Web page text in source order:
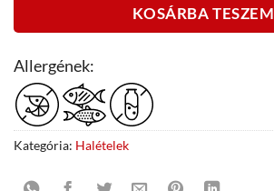
KOSÁRBA TESZEM
Allergének:
Kategória: Halételek